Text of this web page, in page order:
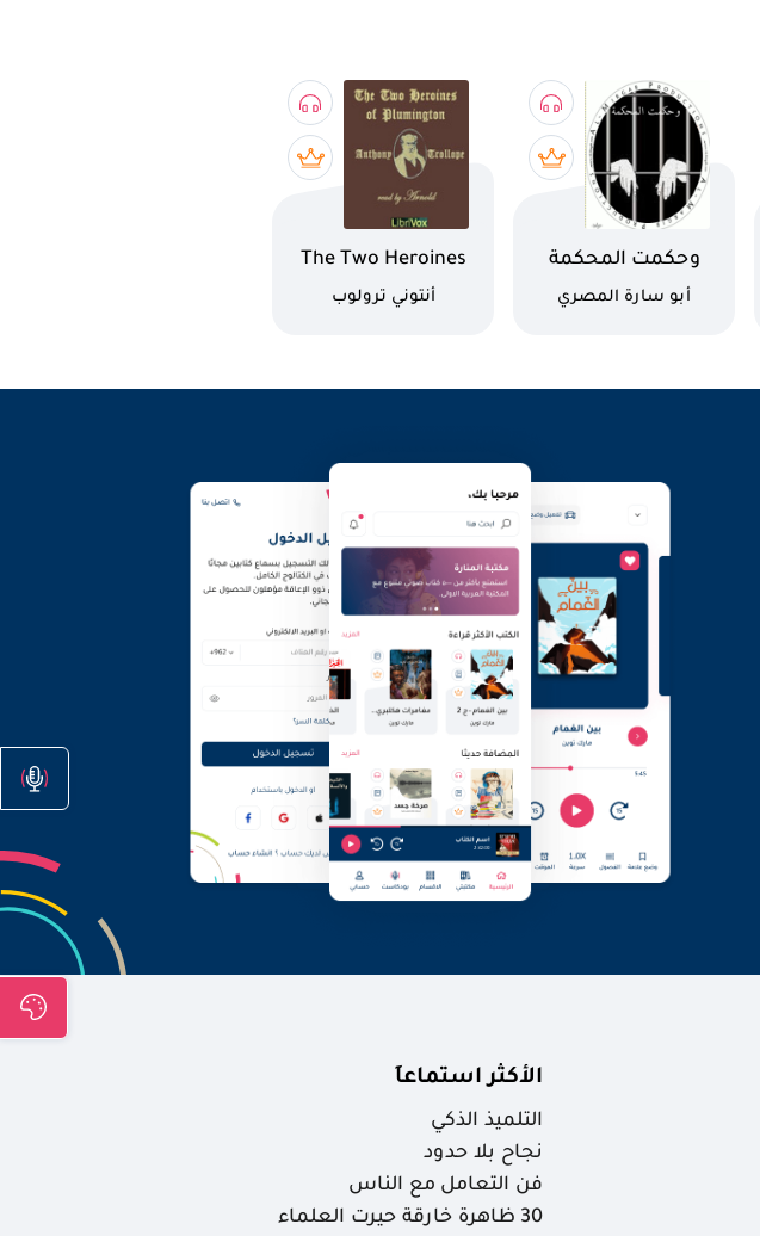
اسم الكتاب
وحكمت المحكمة
كاتب
أبو سارة المصري
اسم الكتاب
The Two Heroines
of Plumpington
كاتب
أنتوني ترولوب
الأكثر استماعاَ
التلميذ الذكي
نجاح بلا حدود
فن التعامل مع الناس
30 ظاهرة خارقة حيرت العلماء